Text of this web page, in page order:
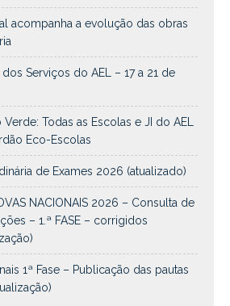
acompanha a evolução das obras
Serviços do AEL – 17 a 21 de
Todas as Escolas e JI do AEL
Eco-Escolas
de Exames 2026 (atualizado)
NACIONAIS 2026 – Consulta de
– 1.ª FASE – corrigidos
1ª Fase – Publicação das pautas